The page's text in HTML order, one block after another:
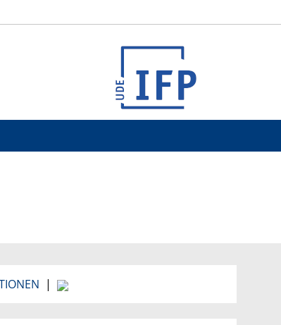
|